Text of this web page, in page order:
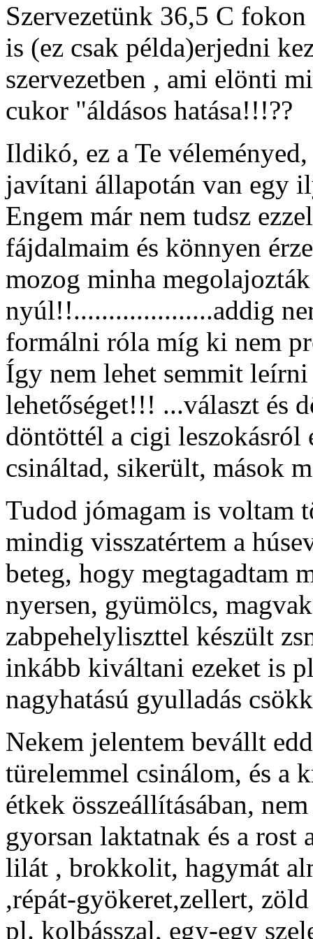
Szervezetünk 36,5 C
is (ez csak példa)erjedni
szervezetben , ami elönti
cukor "áldásos hatása!!!??
Ildikó, ez a Te
javítani állapotán van egy
Engem már nem tudsz
fájdalmaim és könnyen
mozog minha
nyúl!!....................addig
formálni róla míg ki nem
Így nem lehet semmit
lehetőséget!!! ...választ és
döntöttél a cigi
csináltad, sikerült, mások
Tudod jómagam is voltam
mindig visszatértem a
beteg, hogy megtagadtam
nyersen, gyümölcs,
zabpehelyliszttel készült
inkább kiváltani ezeket is
nagyhatású gyulladás
Nekem jelentem bevállt
türelemmel csinálom, és a
étkek összeállításában,
gyorsan laktatnak és a rost
lilát , brokkolit, hagymát
,répát-gyökeret,zellert,
pl. kolbásszal, egy-egy